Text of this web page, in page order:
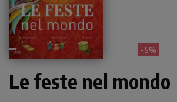
- 5%
Le feste nel mondo